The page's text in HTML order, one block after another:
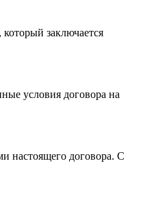
заключается
условия договора на
настоящего договора. С